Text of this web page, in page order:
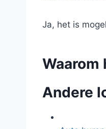
Ja, het is
Waarom
Andere